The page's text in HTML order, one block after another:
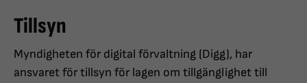
Tillsyn
Myndigheten för digital förvaltning (Digg), har
ansvaret för tillsyn för lagen om tillgänglighet till